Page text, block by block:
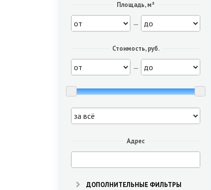
Площадь, м²
—
Стоимость, руб.
—
Адрес
ДОПОЛНИТЕЛЬНЫЕ ФИЛЬТРЫ